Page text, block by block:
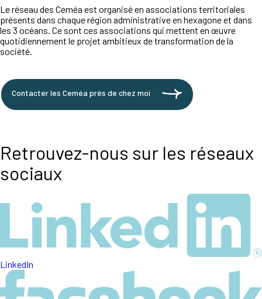
Le réseau des Ceméa est organisé en associations territoriales
présents dans chaque région administrative en hexagone et dans
les 3 océans. Ce sont ces associations qui mettent en œuvre
quotidiennement le projet ambitieux de transformation de la
société.
Contacter les Ceméa près de chez moi
Retrouvez-nous sur les réseaux
sociaux
LinkedIn